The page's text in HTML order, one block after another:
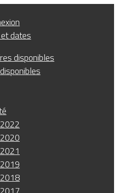
dates
disponibles